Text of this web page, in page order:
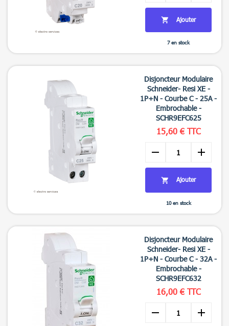

 Ajouter
7 en stock

Disjoncteur Modulaire
Schneider- Resi XE -
1P+N - Courbe C - 25A -
Embrochable -
SCHR9EFC625
15,60 € TTC
remove add
 Ajouter
10 en stock
Disjoncteur Modulaire
Schneider- Resi XE -
1P+N - Courbe C - 32A -
Embrochable -
SCHR9EFC632
16,00 € TTC
remove add